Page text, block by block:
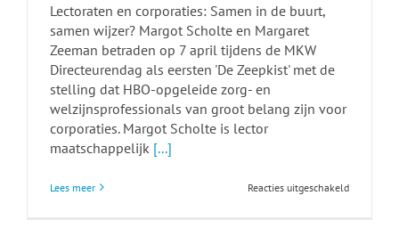
Lectoraten en corporaties: Samen in de buurt,
samen wijzer? Margot Scholte en Margaret
Zeeman betraden op 7 april tijdens de MKW
Directeurendag als eersten 'De Zeepkist' met de
stelling dat HBO-opgeleide zorg- en
welzijnsprofessionals van groot belang zijn voor
corporaties. Margot Scholte is lector
maatschappelijk [...]
Lees meer Reacties uitgeschakeldvoor